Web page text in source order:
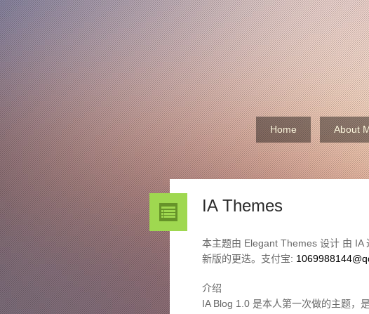
Home About
IA Themes
本主题由 Elegant Themes 设计 由 IA
新版的更迭。支付宝:
介绍
IA Blog 1.0 是本人第一次做的主题，